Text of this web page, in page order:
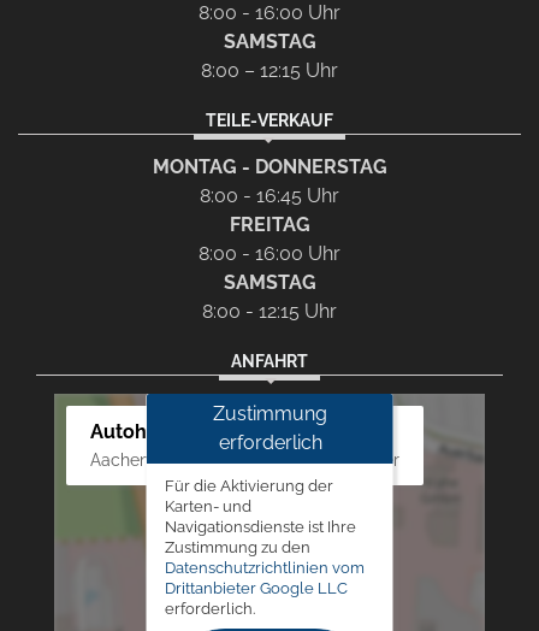
8:00 - 16:00 Uhr
SAMSTAG
8:00 – 12:15 Uhr
TEILE-VERKAUF
MONTAG - DONNERSTAG
8:00 - 16:45 Uhr
FREITAG
8:00 - 16:00 Uhr
SAMSTAG
8:00 - 12:15 Uhr
ANFAHRT
Autohaus Westphal
Aachener Str. 84 - 88, 52249 Eschweiler
Zustimmung
erforderlich
Für die Aktivierung der
Karten- und
Navigationsdienste ist Ihre
Zustimmung zu den
Datenschutzrichtlinien vom
Drittanbieter Google LLC
erforderlich.